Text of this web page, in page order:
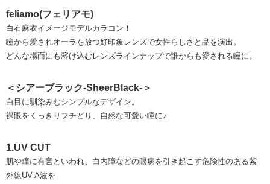
feliamo(フェリアモ)
白石麻衣イメージモデルカラコン！
瞳から愛されオーラを放つ好印象レンズで女性らしさと品を演出。
どんな場面にも溶け込むレンズラインナップで誰からも愛される瞳に。
＜シアーブラック-SheerBlack-＞
白目に馴染みむシンプルなデザイン。
裸眼をくっきりフチどり、自然な可愛い瞳に♪
1.UV CUT
肌や瞳に有害といわれ、白内障などの眼病を引き起こす危険性のある紫
外線UV-A波を